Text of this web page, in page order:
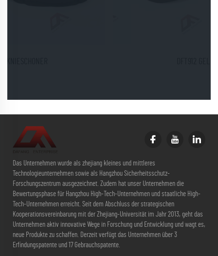
Das Unternehmen wurde als zhejiang kleines und mittleres
Technologieunternehmen sowie als Hangzhou Sicherheitsschutz-
Forschungszentrum ausgezeichnet. Zudem hat unser Unternehmen die
Bewertungsphase für Hangzhou High-Tech-Unternehmen und staatliche High-
Tech-Unternehmen erreicht. Seit dem Abschluss der strategischen
Kooperationsvereinbarung mit der Zhejiang-Universität im Jahr 2013, geht das
Unternehmen aktiv innovative Wege in Forschung und Entwicklung und wagt es,
neue Produkte zu schaffen. Derzeit verfügt das Unternehmen über 3
Erfindungspatente und 17 Gebrauchspatente.